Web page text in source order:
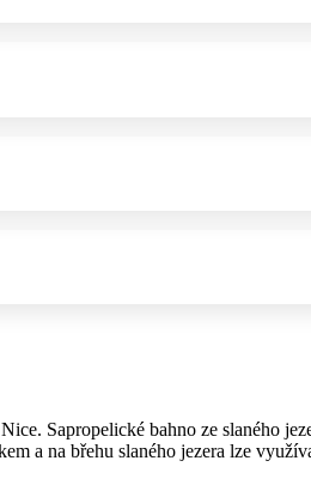
Sapropelické bahno ze slaného
a na břehu slaného jezera lze